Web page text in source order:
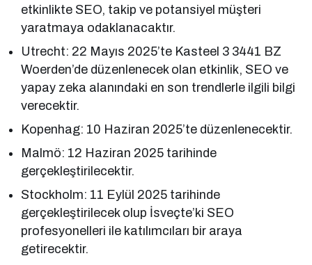
etkinlikte SEO, takip ve potansiyel müşteri
yaratmaya odaklanacaktır.
Utrecht: 22 Mayıs 2025’te Kasteel 3 3441 BZ
Woerden’de düzenlenecek olan etkinlik, SEO ve
yapay zeka alanındaki en son trendlerle ilgili bilgi
verecektir.
Kopenhag: 10 Haziran 2025’te düzenlenecektir.
Malmö: 12 Haziran 2025 tarihinde
gerçekleştirilecektir.
Stockholm: 11 Eylül 2025 tarihinde
gerçekleştirilecek olup İsveçte’ki SEO
profesyonelleri ile katılımcıları bir araya
getirecektir.